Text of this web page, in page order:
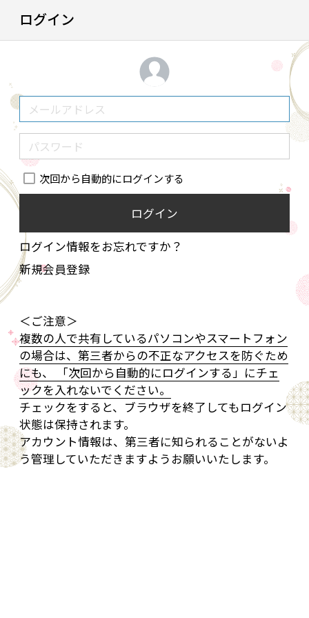
ログイン
次回から自動的にログインする
ログイン
ログイン情報をお忘れですか？
新規会員登録
＜ご注意＞
複数の人で共有しているパソコンやスマートフォン
の場合は、第三者からの不正なアクセスを防ぐため
にも、 「次回から自動的にログインする」にチェ
ックを入れないでください。
チェックをすると、ブラウザを終了してもログイン
状態は保持されます。
アカウント情報は、第三者に知られることがないよ
う管理していただきますようお願いいたします。